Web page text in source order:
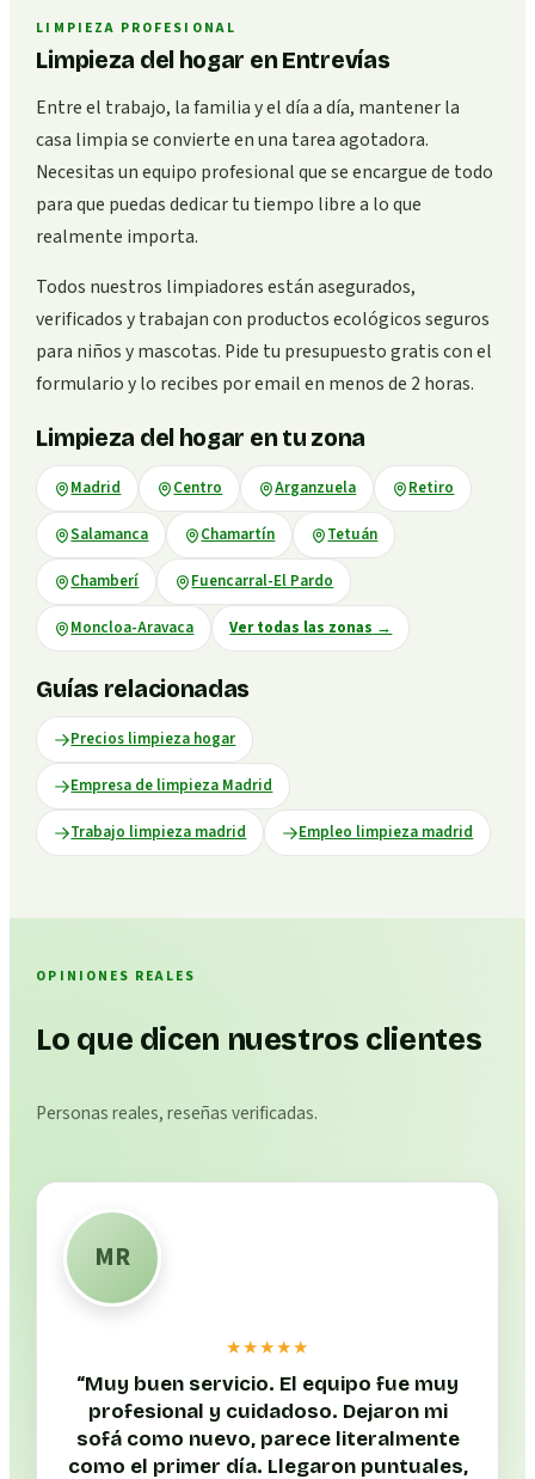
LIMPIEZA PROFESIONAL
Limpieza del hogar en Entrevías
Entre el trabajo, la familia y el día a día, mantener la
casa limpia se convierte en una tarea agotadora.
Necesitas un equipo profesional que se encargue de todo
para que puedas dedicar tu tiempo libre a lo que
realmente importa.
Todos nuestros limpiadores están asegurados,
verificados y trabajan con productos ecológicos seguros
para niños y mascotas. Pide tu presupuesto gratis con el
formulario y lo recibes por email en menos de 2 horas.
Limpieza del hogar en tu zona
Madrid Centro Arganzuela Retiro
Salamanca Chamartín Tetuán
Chamberí Fuencarral-El Pardo
Moncloa-Aravaca Ver todas las zonas →
Guías relacionadas
Precios limpieza hogar
Empresa de limpieza Madrid
Trabajo limpieza madrid Empleo limpieza madrid
OPINIONES REALES
Lo que dicen nuestros clientes
Personas reales, reseñas verificadas.
MR
★★★★★
“Muy buen servicio. El equipo fue muy
profesional y cuidadoso. Dejaron mi
sofá como nuevo, parece literalmente
como el primer día. Llegaron puntuales,